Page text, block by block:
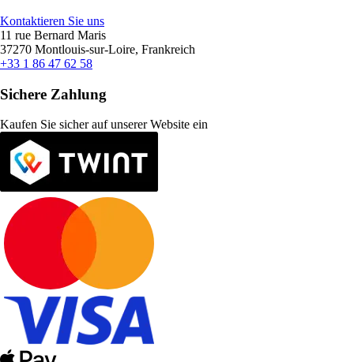
Kontaktieren Sie uns
11 rue Bernard Maris
37270 Montlouis-sur-Loire, Frankreich
+33 1 86 47 62 58
Sichere Zahlung
Kaufen Sie sicher auf unserer Website ein